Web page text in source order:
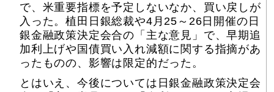
で、米重要指標を予定しないなか、買い戻しが
入った。植田日銀総裁や4月25～26日開催の日
銀金融政策決定会合の「主な意見」で、早期追
加利上げや国債買い入れ減額に関する指摘があ
ったものの、影響は限定的だった。
とはいえ、今後については日銀金融政策決定会